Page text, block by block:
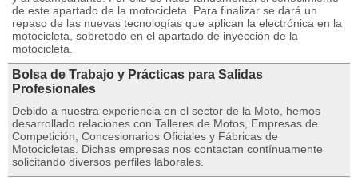
de este apartado de la motocicleta. Para finalizar se dará un
repaso de las nuevas tecnologías que aplican la electrónica en la
motocicleta, sobretodo en el apartado de inyección de la
motocicleta.
Bolsa de Trabajo y Prácticas para Salidas
Profesionales
Debido a nuestra experiencia en el sector de la Moto, hemos
desarrollado relaciones con Talleres de Motos, Empresas de
Competición, Concesionarios Oficiales y Fábricas de
Motocicletas. Dichas empresas nos contactan contínuamente
solicitando diversos perfiles laborales.